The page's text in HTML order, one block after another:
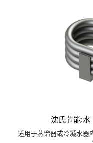
沈氏节能:水
适用于蒸馏器或冷凝水器